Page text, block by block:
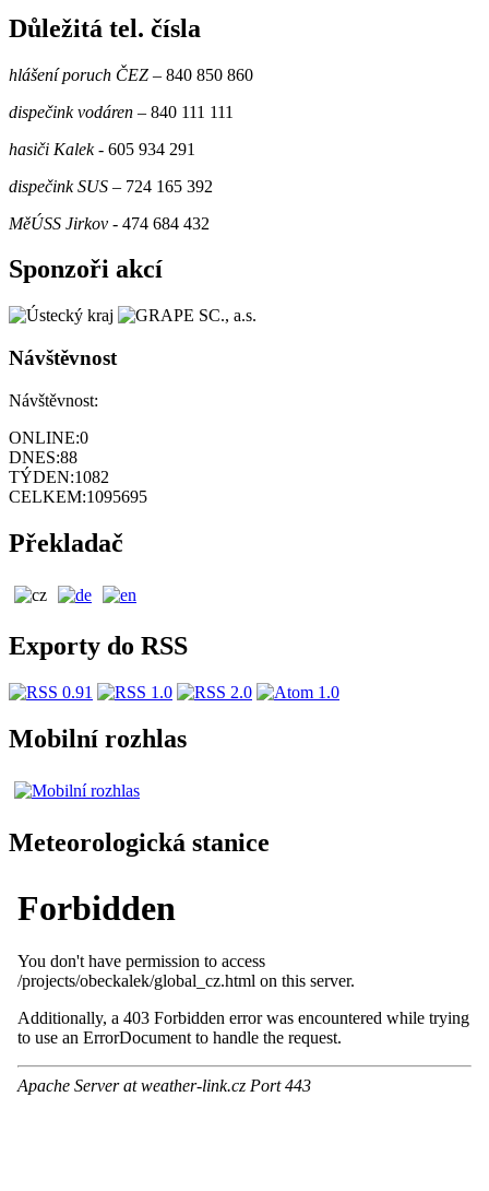
Důležitá tel. čísla
hlášení poruch ČEZ – 840 850 860
dispečink vodáren – 840 111 111
hasiči Kalek- 605 934 291
dispečink SUS – 724 165 392
MěÚSS Jirkov - 474 684 432
Sponzoři akcí
Návštěvnost
Návštěvnost:
ONLINE:0
DNES:88
TÝDEN:1082
CELKEM:1095695
Překladač
Exporty do RSS
Mobilní rozhlas
Meteorologická stanice